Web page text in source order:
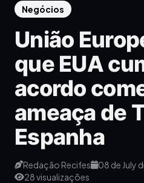
Negócios
União
que EUA
acordo
ameaça de
Espanha
Redação Recifes
08 de July
28 visualizações